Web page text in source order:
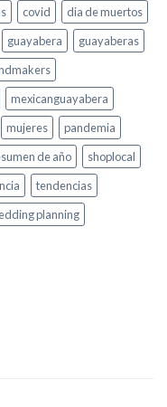
covid
dia de muertos
guayabera
guayaberas
mexicanguayabera
mujeres
pandemia
de año
shoplocal
tendencias
planning